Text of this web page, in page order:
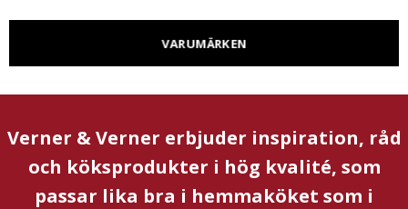
VARUMÄRKEN
Verner & Verner erbjuder inspiration, råd
och köksprodukter i hög kvalité, som
passar lika bra i hemmaköket som i